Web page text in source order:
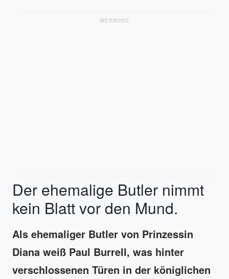
WERBUNG
Der ehemalige Butler nimmt
kein Blatt vor den Mund.
Als ehemaliger Butler von Prinzessin
Diana weiß Paul Burrell, was hinter
verschlossenen Türen in der königlichen